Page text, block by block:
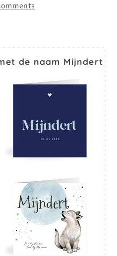
de naam Mijndert